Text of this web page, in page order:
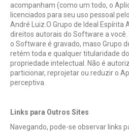
acompanham (como um todo, o
licenciados para seu uso pessoal
André Luiz.O Grupo de Ideal Espírita
direitos autorais do Software a
o Software é gravado, maso Grupo
retém toda e qualquer titularidade
propriedade intelectual. Não é
particionar, reprojetar ou reduzir o
perceptiva.
Links para Outros Sites
Navegando, pode-se observar links